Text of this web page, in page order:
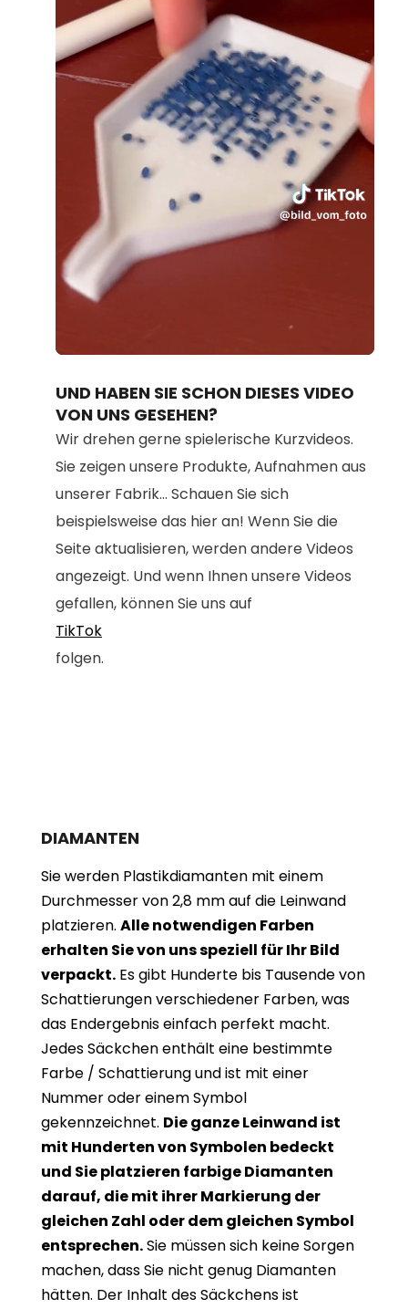
UND HABEN SIE SCHON DIESES VIDEO
VON UNS GESEHEN?
Wir drehen gerne spielerische Kurzvideos.
Sie zeigen unsere Produkte, Aufnahmen aus
unserer Fabrik... Schauen Sie sich
beispielsweise das hier an! Wenn Sie die
Seite aktualisieren, werden andere Videos
angezeigt. Und wenn Ihnen unsere Videos
gefallen, können Sie uns auf
TikTok
folgen.
DIAMANTEN
Sie werden Plastikdiamanten mit einem
Durchmesser von 2,8 mm auf die Leinwand
platzieren. Alle notwendigen Farben
erhalten Sie von uns speziell für Ihr Bild
verpackt. Es gibt Hunderte bis Tausende von
Schattierungen verschiedener Farben, was
das Endergebnis einfach perfekt macht.
Jedes Säckchen enthält eine bestimmte
Farbe / Schattierung und ist mit einer
Nummer oder einem Symbol
gekennzeichnet. Die ganze Leinwand ist
mit Hunderten von Symbolen bedeckt
und Sie platzieren farbige Diamanten
darauf, die mit ihrer Markierung der
gleichen Zahl oder dem gleichen Symbol
entsprechen.Sie müssen sich keine Sorgen
machen, dass Sie nicht genug Diamanten
hätten. Der Inhalt des Säckchens ist